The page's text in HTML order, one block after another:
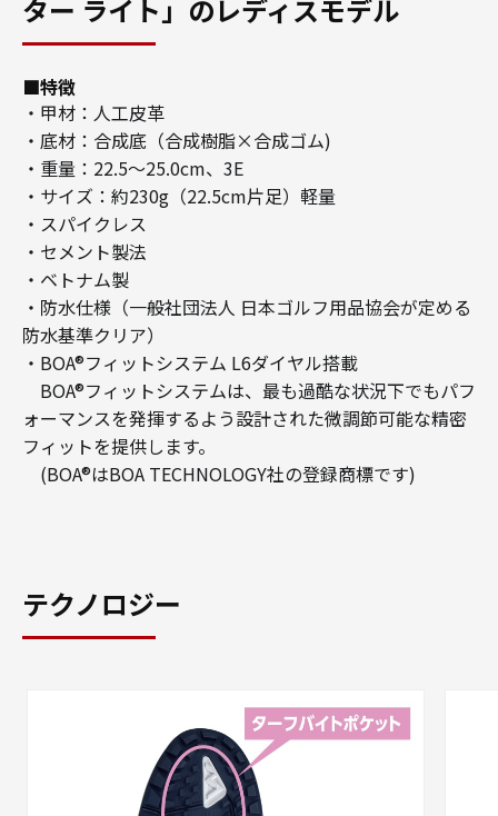
ター ライト」のレディスモデル
■特徴
・甲材：人工皮革
・底材：合成底（合成樹脂×合成ゴム)
・重量：22.5〜25.0cm、3E
・サイズ：約230g（22.5cm片足）軽量
・スパイクレス
・セメント製法
・ベトナム製
・防水仕様（一般社団法人 日本ゴルフ用品協会が定める
防水基準クリア）
・BOA®フィットシステム L6ダイヤル搭載
BOA®フィットシステムは、最も過酷な状況下でもパフ
ォーマンスを発揮するよう設計された微調節可能な精密
フィットを提供します。
(BOA®はBOA TECHNOLOGY社の登録商標です)
テクノロジー